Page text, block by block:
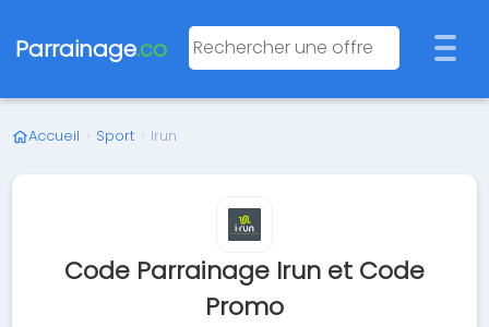
Parrainage.co
Accueil › Sport › Irun
Code Parrainage Irun et Code
Promo